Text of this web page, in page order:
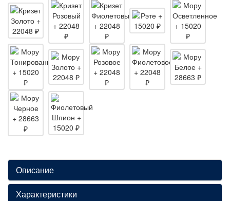
Описание
Характеристики